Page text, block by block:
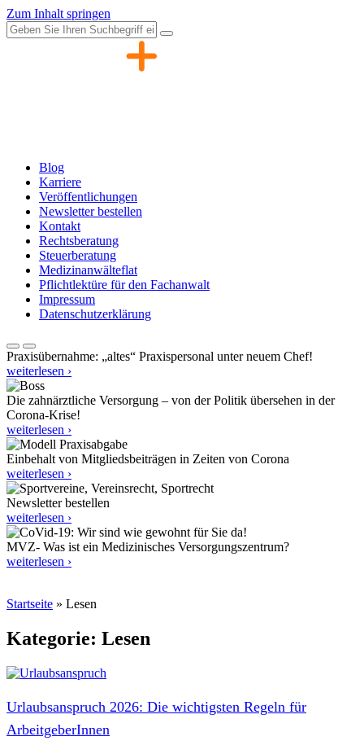
Zum Inhalt springen
Blog
Karriere
Veröffentlichungen
Newsletter bestellen
Kontakt
Rechtsberatung
Steuerberatung
Medizinanwälteflat
Pflichtlektüre für den Fachanwalt
Impressum
Datenschutzerklärung
Praxisübernahme: „altes“ Praxispersonal unter neuem Chef!
weiterlesen ›
Die zahnärztliche Versorgung – von der Politik übersehen in der
Corona-Krise!
weiterlesen ›
Einbehalt von Mitgliedsbeiträgen in Zeiten von Corona
weiterlesen ›
Newsletter bestellen
weiterlesen ›
MVZ- Was ist ein Medizinisches Versorgungszentrum?
weiterlesen ›
Startseite » Lesen
Kategorie: Lesen
Urlaubsanspruch 2026: Die wichtigsten Regeln für
ArbeitgeberInnen